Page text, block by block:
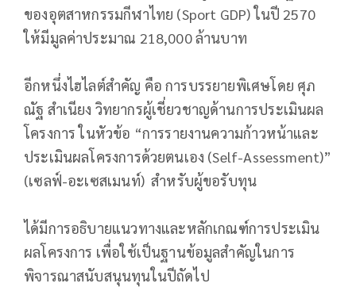
ของอุตสาหกรรมกีฬาไทย (Sport GDP) ในปี 2570
ให้มีมูลค่าประมาณ 218,000 ล้านบาท
อีกหนึ่งไฮไลต์สำคัญ คือ การบรรยายพิเศษโดย ศุภ
ณัฐ สำเนียง วิทยากรผู้เชี่ยวชาญด้านการประเมินผล
โครงการ ในหัวข้อ “การรายงานความก้าวหน้าและ
ประเมินผลโครงการด้วยตนเอง (Self-Assessment)”
(เซลฟ์-อะเซสเมนท์) สำหรับผู้ขอรับทุน
ได้มีการอธิบายแนวทางและหลักเกณฑ์การประเมิน
ผลโครงการ เพื่อใช้เป็นฐานข้อมูลสำคัญในการ
พิจารณาสนับสนุนทุนในปีถัดไป